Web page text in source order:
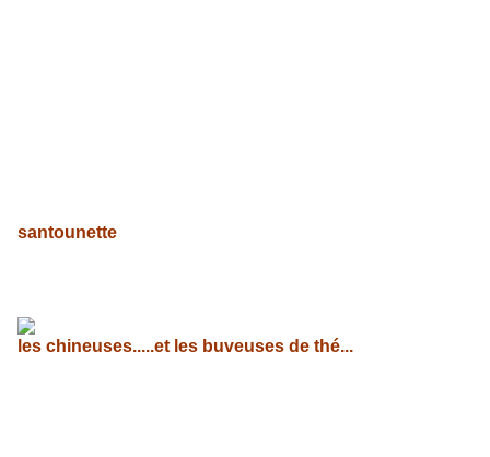
santounette
les chineuses.....et les buveuses de thé...